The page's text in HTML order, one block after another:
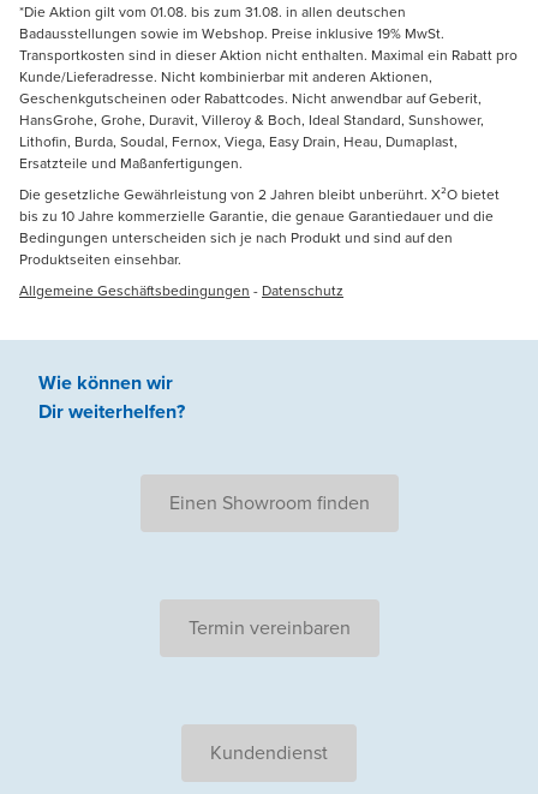
*Die Aktion gilt vom 01.08. bis zum 31.08. in allen deutschen
Badausstellungen sowie im Webshop. Preise inklusive 19% MwSt.
Transportkosten sind in dieser Aktion nicht enthalten. Maximal ein Rabatt pro
Kunde/Lieferadresse. Nicht kombinierbar mit anderen Aktionen,
Geschenkgutscheinen oder Rabattcodes. Nicht anwendbar auf Geberit,
HansGrohe, Grohe, Duravit, Villeroy & Boch, Ideal Standard, Sunshower,
Lithofin, Burda, Soudal, Fernox, Viega, Easy Drain, Heau, Dumaplast,
Ersatzteile und Maßanfertigungen.
Die gesetzliche Gewährleistung von 2 Jahren bleibt unberührt. X²O bietet
bis zu 10 Jahre kommerzielle Garantie, die genaue Garantiedauer und die
Bedingungen unterscheiden sich je nach Produkt und sind auf den
Produktseiten einsehbar.
Allgemeine Geschäftsbedingungen - Datenschutz
Wie können wir
Dir weiterhelfen?
Einen Showroom finden
Termin vereinbaren
Kundendienst